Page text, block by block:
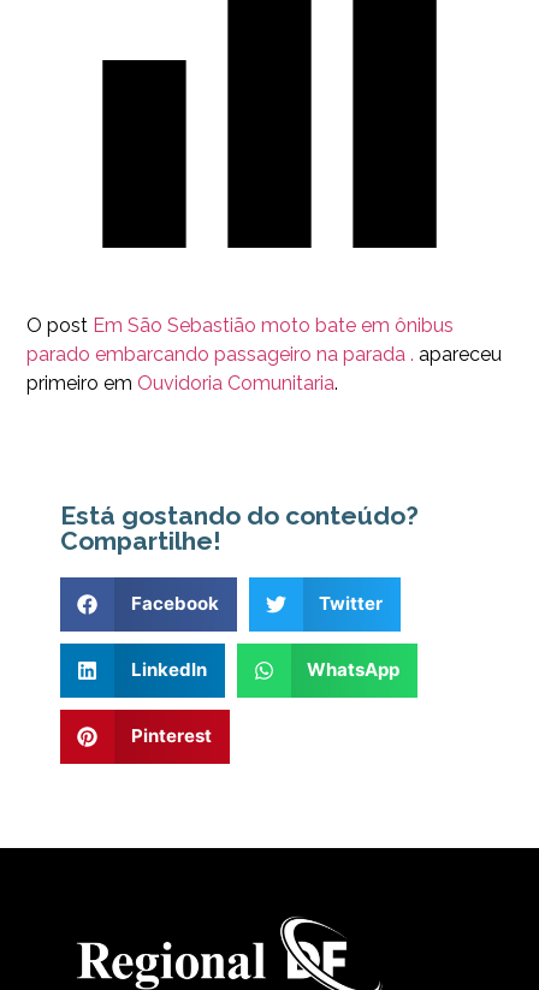
O post Em São Sebastião moto bate em ônibus
parado embarcando passageiro na parada . apareceu
primeiro em Ouvidoria Comunitaria.
Está gostando do conteúdo?
Compartilhe!
Facebook Twitter
LinkedIn WhatsApp
Pinterest